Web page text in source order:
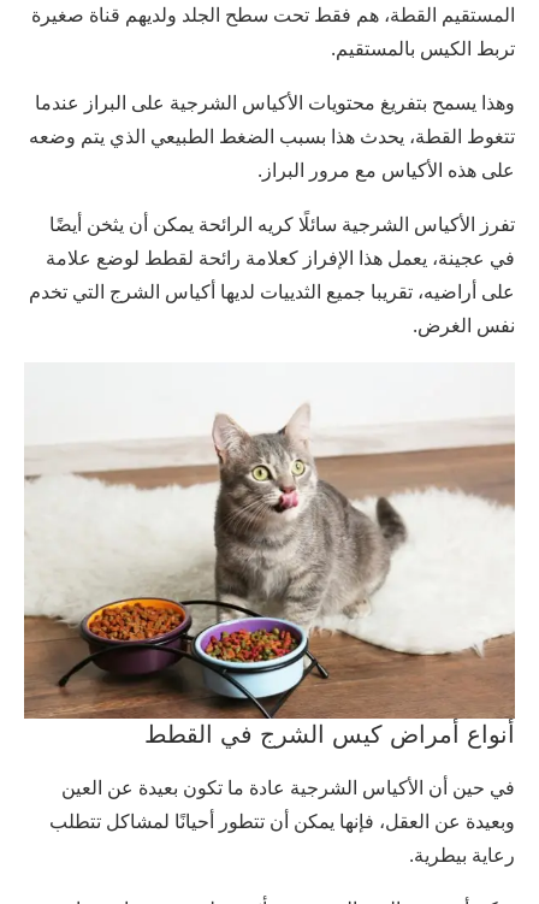
المستقيم القطة، هم فقط تحت سطح الجلد ولديهم قناة صغيرة
تربط الكيس بالمستقيم.
وهذا يسمح بتفريغ محتويات الأكياس الشرجية على البراز عندما
تتغوط القطة، يحدث هذا بسبب الضغط الطبيعي الذي يتم وضعه
على هذه الأكياس مع مرور البراز.
تفرز الأكياس الشرجية سائلًا كريه الرائحة يمكن أن يثخن أيضًا
في عجينة، يعمل هذا الإفراز كعلامة رائحة لقطط لوضع علامة
على أراضيه، تقريبا جميع الثدييات لديها أكياس الشرج التي تخدم
نفس الغرض.
أنواع أمراض كيس الشرج في القطط
في حين أن الأكياس الشرجية عادة ما تكون بعيدة عن العين
وبعيدة عن العقل، فإنها يمكن أن تتطور أحيانًا لمشاكل تتطلب
رعاية بيطرية.